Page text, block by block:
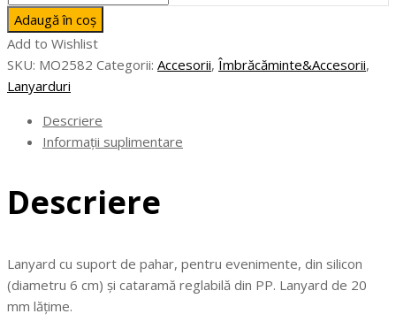
LANCUP
-
Lanyard
cu
suport
pentru
pahar
Adaugă în coș
Add to Wishlist
SKU: MO2582 Categorii: Accesorii, Îmbrăcăminte&Accesorii,
Lanyarduri
Descriere
Informații suplimentare
Descriere
Lanyard cu suport de pahar, pentru evenimente, din silicon
(diametru 6 cm) și cataramă reglabilă din PP. Lanyard de 20
mm lățime.